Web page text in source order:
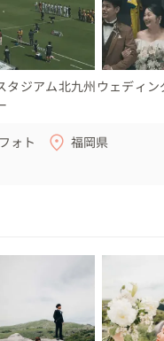
タジアム北九州ウェディ
ォト
福岡県